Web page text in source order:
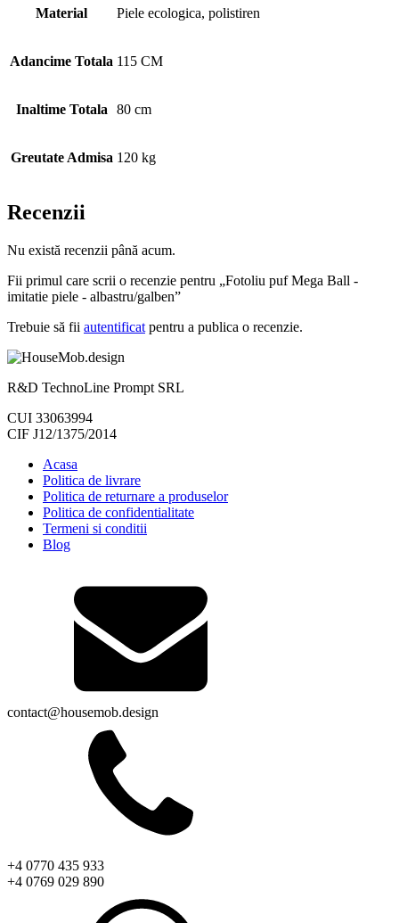
Material Piele ecologica, polistiren
Adancime Totala 115 CM
Inaltime Totala 80 cm
Greutate Admisa 120 kg
Recenzii
Nu există recenzii până acum.
Fii primul care scrii o recenzie pentru „Fotoliu puf Mega Ball -
imitatie piele - albastru/galben”
Trebuie să fii autentificat pentru a publica o recenzie.
R&D TechnoLine Prompt SRL
CUI 33063994
CIF J12/1375/2014
Acasa
Politica de livrare
Politica de returnare a produselor
Politica de confidentialitate
Termeni si conditii
Blog
contact@housemob.design
+4 0770 435 933
+4 0769 029 890